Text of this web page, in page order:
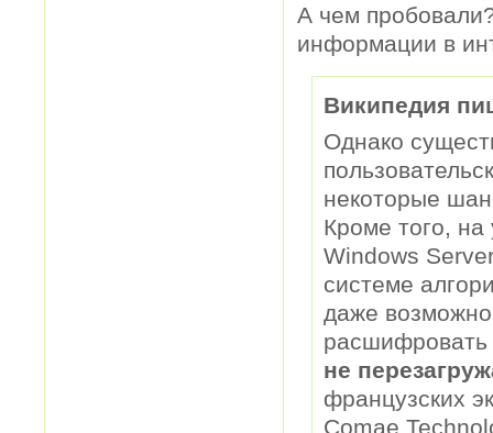
А чем
информации в
Википедия
Однако
некоторые
Кроме того,
Windows
системе
даже
не
французских
Comae